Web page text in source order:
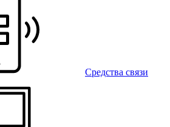
Средства связи